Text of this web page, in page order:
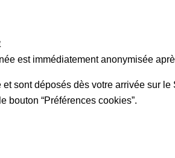
est immédiatement anonymisée
sont déposés dès votre arrivée sur
bouton “Préférences cookies”.